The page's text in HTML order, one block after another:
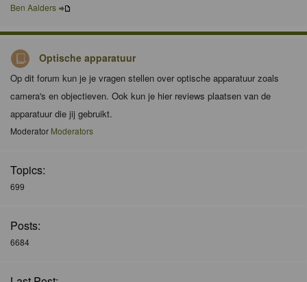
Ben Aalders
Optische apparatuur
Op dit forum kun je je vragen stellen over optische apparatuur zoals
camera's en objectieven. Ook kun je hier reviews plaatsen van de
apparatuur die jij gebruikt.
Moderator Moderators
Topics:
699
Posts:
6684